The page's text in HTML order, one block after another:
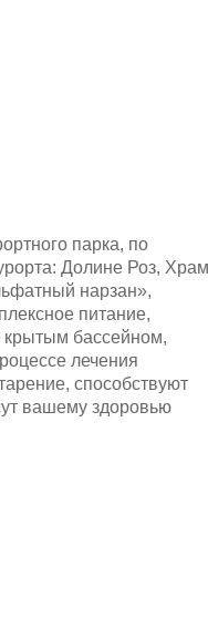
парка, по
Долине Роз,
нарзан»,
питание,
крытым бассейном,
лечения
способствуют
вашему здоровью